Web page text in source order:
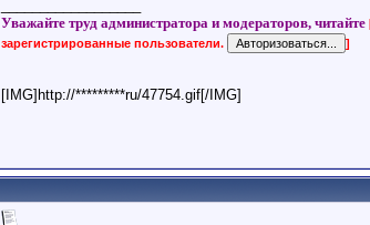
Уважайте труд администратора и модераторов, читайте
зарегистрированные пользователи.
]
[IMG]http://*********ru/47754.gif[/IMG]